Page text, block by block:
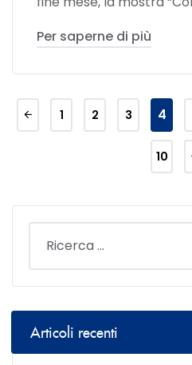
Per saperne di più
1 2 3 4
10
Articoli recenti